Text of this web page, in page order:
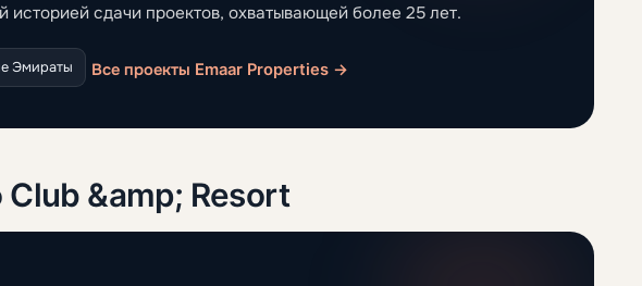
историей сдачи проектов, охватывающей более 25 лет.
Эмираты Все проекты Emaar Properties →
&amp; Resort